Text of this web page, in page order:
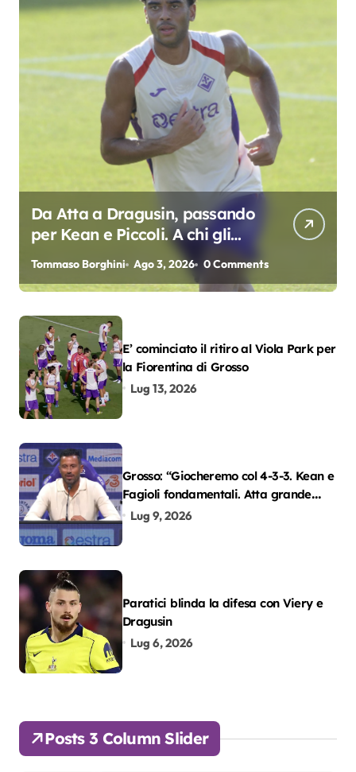
Da Atta a Dragusin, passando
per Kean e Piccoli. A chi gli
oscar del precampionato?
Tommaso Borghini Ago 3, 2026 0 Comments
E’ cominciato il ritiro al Viola Park per
la Fiorentina di Grosso
Lug 13, 2026
Grosso: “Giocheremo col 4-3-3. Kean e
Fagioli fondamentali. Atta grande
colpo”
Lug 9, 2026
Paratici blinda la difesa con Viery e
Dragusin
Lug 6, 2026
Posts 3 Column Slider